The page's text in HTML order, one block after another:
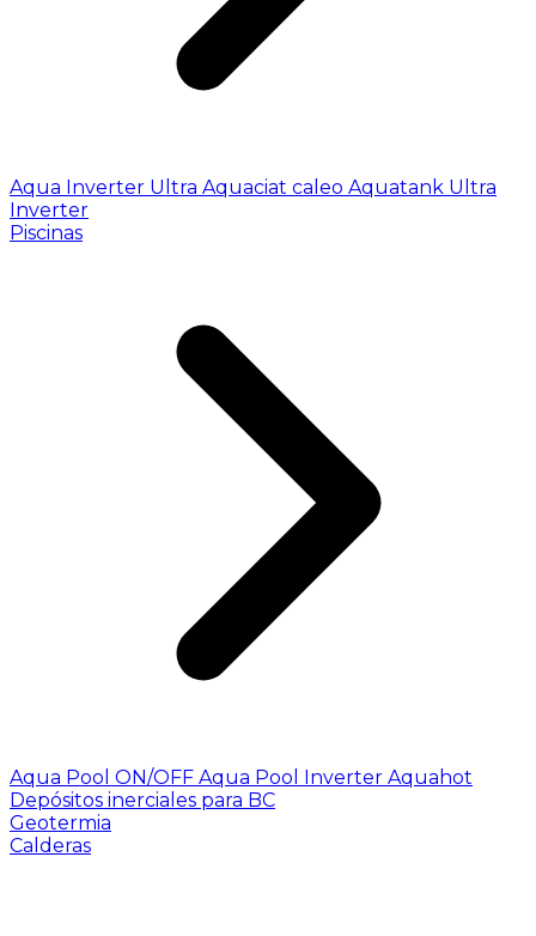
Aqua Inverter Ultra Aquaciat caleo Aquatank Ultra
Inverter
Piscinas
Aqua Pool ON/OFF Aqua Pool Inverter Aquahot
Depósitos inerciales para BC
Geotermia
Calderas